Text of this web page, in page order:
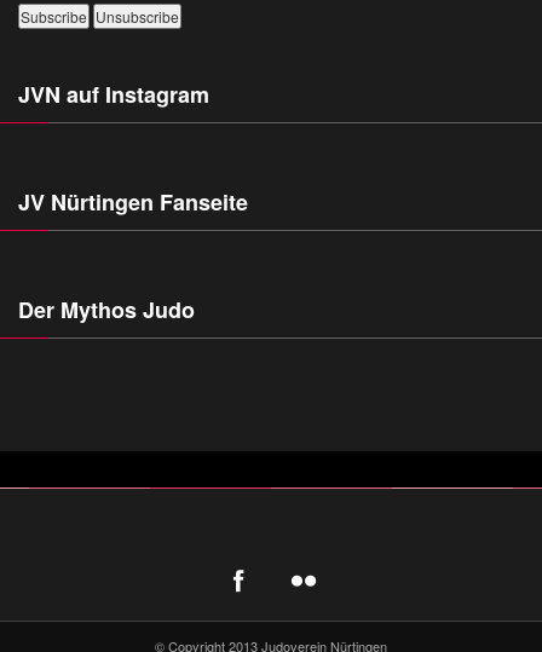
JVN auf Instagram
JV Nürtingen Fanseite
Der Mythos Judo
© Copyright 2013 Judoverein Nürtingen